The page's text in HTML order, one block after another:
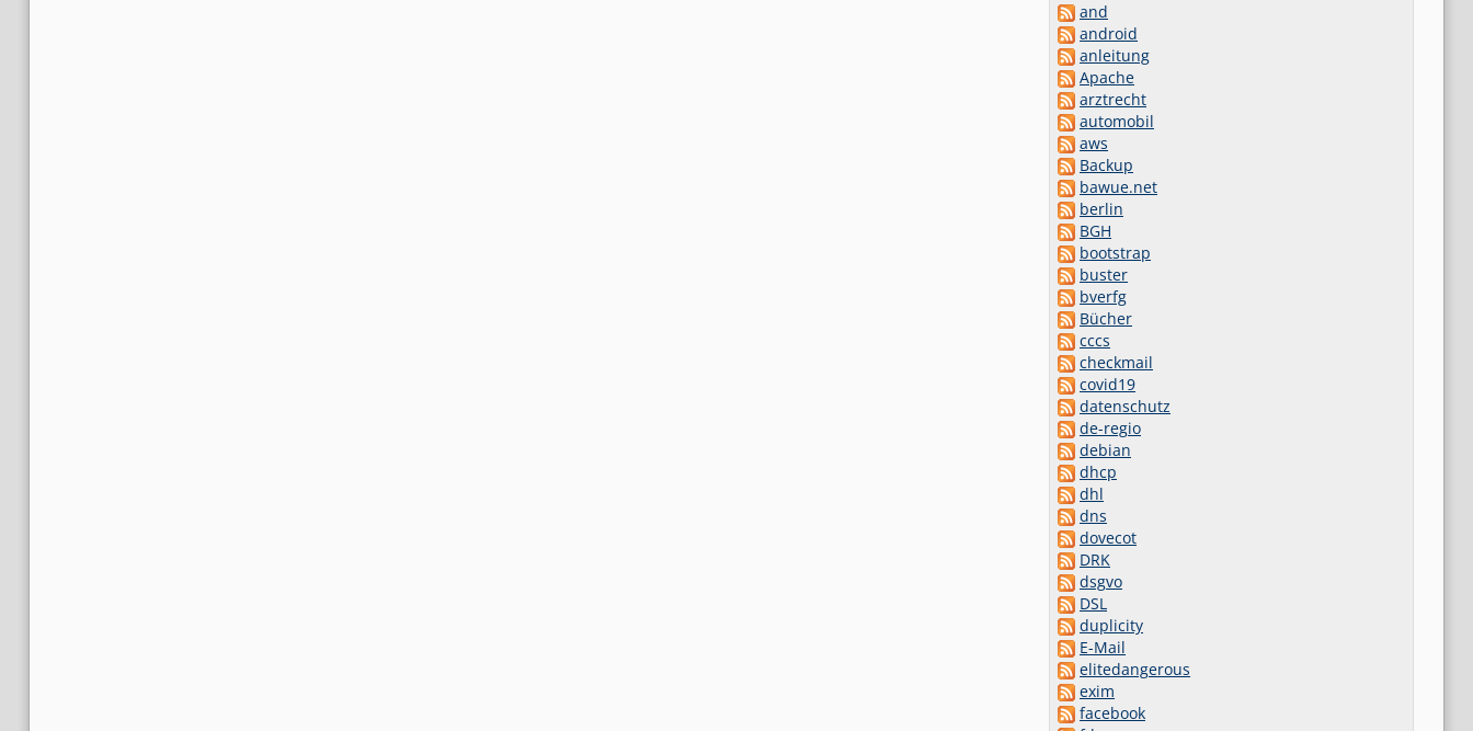
and
android
anleitung
Apache
arztrecht
automobil
aws
Backup
bawue.net
berlin
BGH
bootstrap
buster
bverfg
Bücher
cccs
checkmail
covid19
datenschutz
de-regio
debian
dhcp
dhl
dns
dovecot
DRK
dsgvo
DSL
duplicity
E-Mail
elitedangerous
exim
facebook